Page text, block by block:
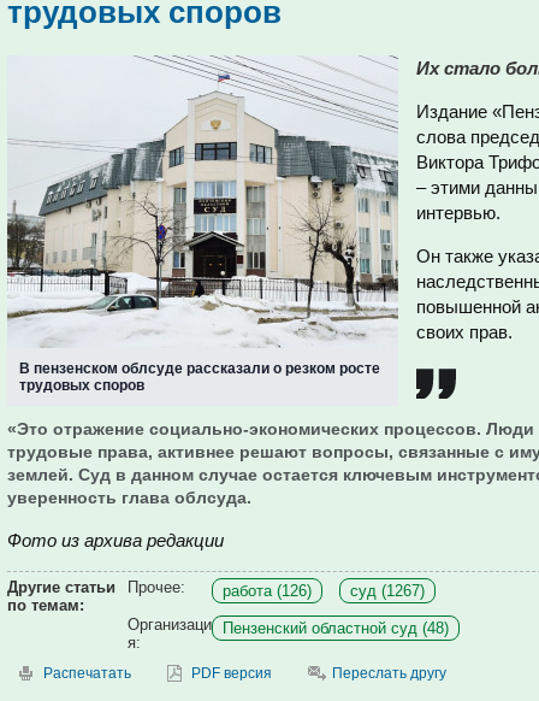
трудовых споров
В пензенском облсуде рассказали о резком росте
трудовых споров
Их стало
Издание
слова
Виктора
– этими
интервью.
Он также
повышенной
своих прав.
«Это отражение социально-экономических процессов.
трудовые права, активнее решают вопросы, связанные с
землей. Суд в данном случае остается ключевым
уверенность глава облсуда.
Фото из архива редакции
Другие статьи
по темам:
Прочее: работа (126)
суд (1267)
Организаци
я:
Пензенский областной суд (48)
Распечатать PDF версия Переслать другу